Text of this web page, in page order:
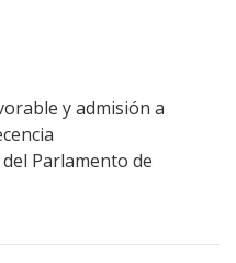
y admisión a
Parlamento de